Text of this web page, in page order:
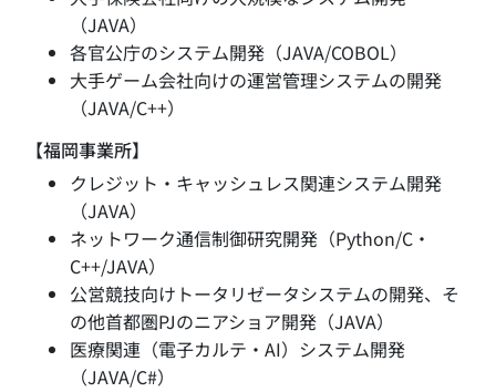
（JAVA）
各官公庁のシステム開発（JAVA/COBOL）
大手ゲーム会社向けの運営管理システムの開発
（JAVA/C++）
【福岡事業所】
クレジット・キャッシュレス関連システム開発
（JAVA）
ネットワーク通信制御研究開発（Python/C・
C++/JAVA）
公営競技向けトータリゼータシステムの開発、そ
の他首都圏PJのニアショア開発（JAVA）
医療関連（電子カルテ・AI）システム開発
（JAVA/C#）